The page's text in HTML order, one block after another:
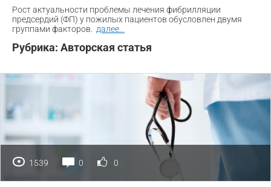
Рост актуальности проблемы лечения фибрилляции
предсердий (ФП) у пожилых пациентов обусловлен двумя
группами факторов.
далее
Рубрика: Авторская статья
1539 0 0